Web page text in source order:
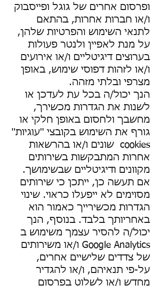
ופרסום אחרים של גוגל ופייסבוק
ו/או חברות אחרות, בהתאם
לתנאי השימוש והפרטיות שלהן,
על מנת לאפיין ולנטר פעולות
בערוצים דיגיטליים ו/או אירועים
ו/או לזהות דפוסי שימוש, באופן
מצרפי ובלתי מזהה.
הנך יכול/ה בכל עת לעדכן או
לשנות את הגדרות מכשירך,
מחשבך ולחסום באופן חלקי או
גורף את השימוש בקובצי ''עוגיות''
cookies שונים ו/או בהרשאות
אחרות המתבקשות בשירותים
מקוונים ודיגיטליים שבשימושך.
אם תעשה כן, ייתכן כי שירותים
מסוימים לא ייפעלו כראוי. שינוי
הגדרות מכשירייך כאמור הוא
באחריותך בלבד. בנוסף, הנך
יכול/ה להסיר עצמך משימוש ב
Google Analytics ו/או משירותים
של צדדים שלישיים אחרים,
על-פי תנאיהם, ו/או להגדיר
מחדש ו/או לשלוט בפרסום